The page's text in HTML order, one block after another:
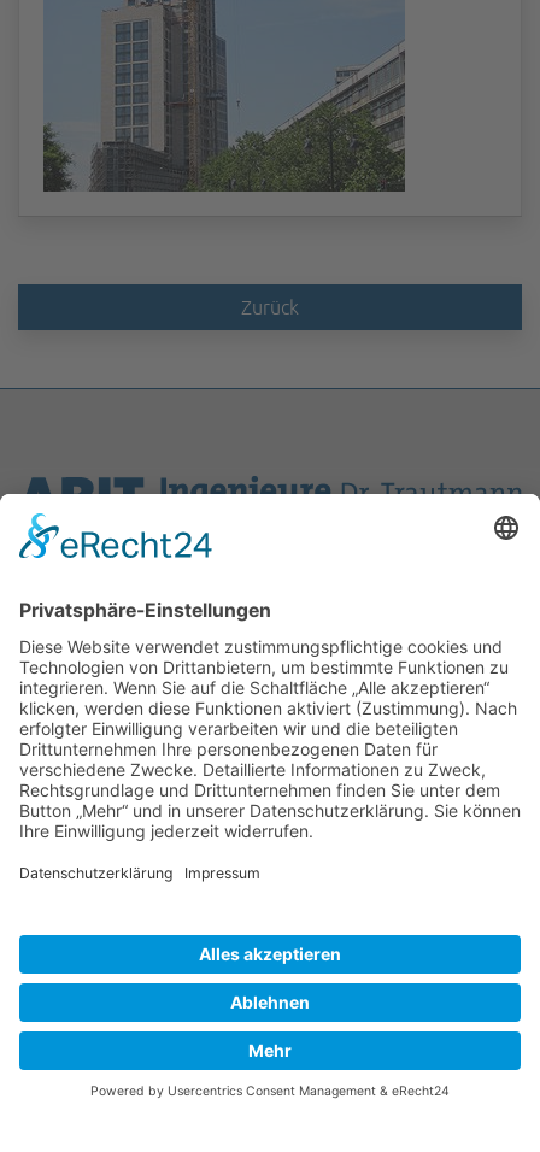
Zurück
Marlene-Dietrich-Allee 14A
+49 331 231 832 00
info@abit-ingenieure.de
LinkedIn
mehr Informationen
© 2026 ABIT Ingenieure Dr. Trautmann GmbH
Impressum|Datenschutz|Cookie-Einstellungen